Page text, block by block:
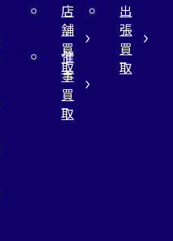
店
舗
買
取
出
張
買
取
催
事
買
取